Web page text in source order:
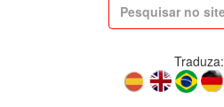
Traduza: